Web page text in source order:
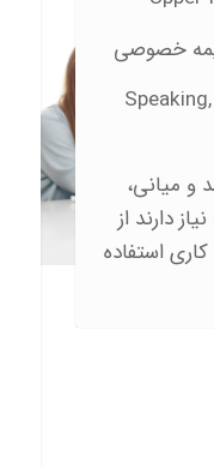
خصوصی
مهارت‌های تدریس شده: Speaking,
و میانی،
دارند از
استفاده